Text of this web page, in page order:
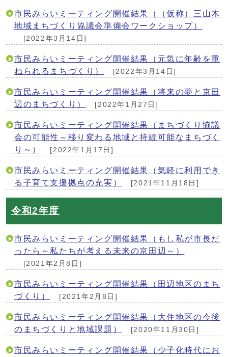
市民みらいミーティング開催結果（（仮称）三山木
地域まちづくり協議会準備会ワークショップ）
[2022年3月14日]
市民みらいミーティング開催結果（元気に年齢を重
ねられるまちづくり）
[2022年3月14日]
市民みらいミーティング開催結果（将来の夢と京田
辺のまちづくり）
[2022年1月27日]
市民みらいミーティング開催結果（まちづくり協議
会の可能性～移り変わる地域と持続可能なまちづく
り～）
[2022年1月17日]
市民みらいミーティング開催結果（気軽に利用でき
る子育て支援拠点の充実）
[2021年11月18日]
令和2年度
市民みらいミーティング開催結果（もし私が市長だ
ったら～私たちが考える未来の京田辺～）
[2021年2月8日]
市民みらいミーティング開催結果（田辺地区のまち
づくり）
[2021年2月8日]
市民みらいミーティング開催結果（大住地区の今後
のまちづくりと地域課題）
[2020年11月30日]
市民みらいミーティング開催結果（少子化時代にお